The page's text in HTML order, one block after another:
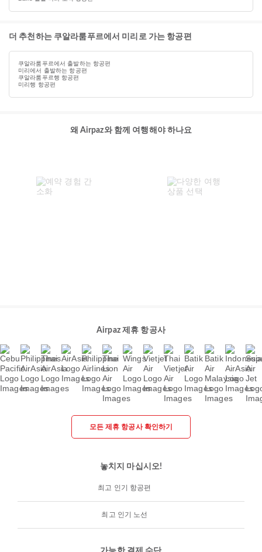
더 추천하는 쿠알라룸푸르에서 미리로 가는 항공편
쿠알라룸푸르에서 출발하는 항공편
미리에서 출발하는 항공편
쿠알라룸푸르행 항공편
미리행 항공편
왜 Airpaz와 함께 여행해야 하나요
Airpaz 제휴 항공사
모든 제휴 항공사 확인하기
놓치지 마십시오!
최고 인기 항공편
최고 인기 노선